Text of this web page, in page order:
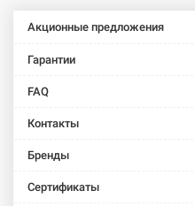
Акционные предложения
Гарантии
FAQ
Контакты
Бренды
Сертификаты